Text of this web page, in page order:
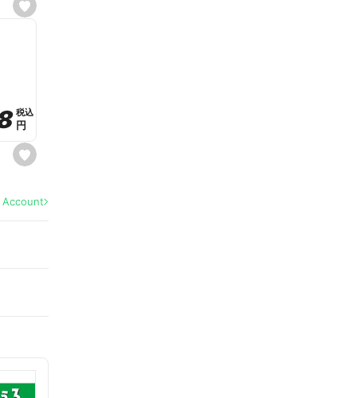
s
e
e
s
e
a
税込
税込
円
円